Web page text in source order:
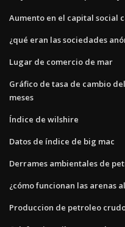
Aumento en el capital social
¿qué eran las sociedades
Lugar de comercio de mar
Gráfico de tasa de cambio
meses
Índice de wilshire
Datos de índice de big mac
Derrames ambientales de
¿cómo funcionan las arenas
Produccion de petroleo